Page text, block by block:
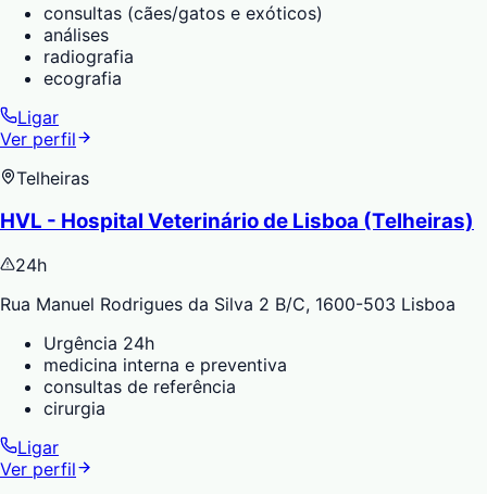
consultas (cães/gatos e exóticos)
análises
radiografia
ecografia
Ligar
Ver perfil
Telheiras
HVL - Hospital Veterinário de Lisboa (Telheiras)
24h
Rua Manuel Rodrigues da Silva 2 B/C, 1600-503 Lisboa
Urgência 24h
medicina interna e preventiva
consultas de referência
cirurgia
Ligar
Ver perfil